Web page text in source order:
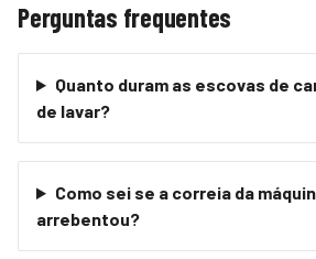
Perguntas frequentes
Quanto duram as escovas de
de lavar?
Como sei se a correia da
arrebentou?